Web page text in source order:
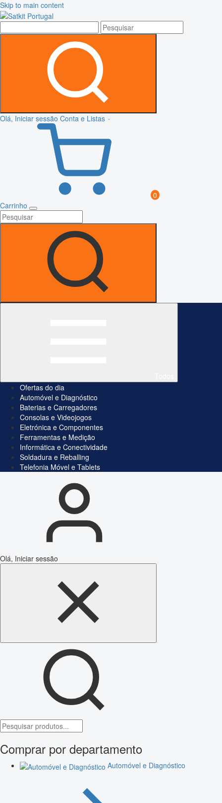
Skip to main content
Olá, Iniciar sessão Conta e Listas
0
Carrinho
Ofertas do dia
Automóvel e Diagnóstico
Baterias e Carregadores
Consolas e Videojogos
Eletrónica e Componentes
Ferramentas e Medição
Informática e Conectividade
Soldadura e Reballing
Telefonia Móvel e Tablets
Olá, Iniciar sessão
Comprar por departamento
Automóvel e Diagnóstico